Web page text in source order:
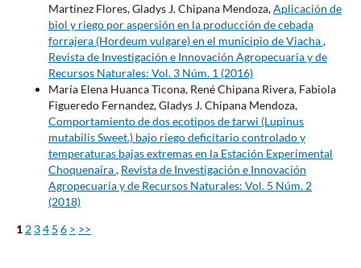
Martínez Flores, Gladys J. Chipana Mendoza,Aplicación de
biol y riego por aspersión en la producción de cebada
forrajera (Hordeum vulgare) en el municipio de Viacha,
Revista de Investigación e Innovación Agropecuaria y de
Recursos Naturales: Vol. 3 Núm. 1 (2016)
María Elena Huanca Ticona, René Chipana Rivera, Fabiola
Figueredo Fernandez, Gladys J. Chipana Mendoza,
Comportamiento de dos ecotipos de tarwi (Lupinus
mutabilis Sweet.) bajo riego deficitario controlado y
temperaturas bajas extremas en la Estación Experimental
Choquenaira, Revista de Investigación e Innovación
Agropecuaria y de Recursos Naturales: Vol. 5 Núm. 2
(2018)
1 2 34 5 6 > >>